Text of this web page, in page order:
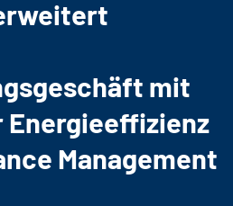
mit
Energieeffizienz
Management